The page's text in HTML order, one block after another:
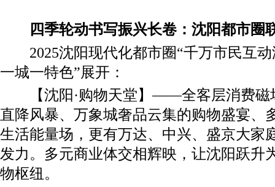
四季轮动书写振兴长卷：沈阳都市圈
2025沈阳现代化都市圈“千万市民互动
一城一特色”展开：
【沈阳·购物天堂】——全客层消费磁
直降风暴、万象城奢品云集的购物盛宴、
生活能量场，更有万达、中兴、盛京大家
发力。多元商业体交相辉映，让沈阳跃升
物枢纽。